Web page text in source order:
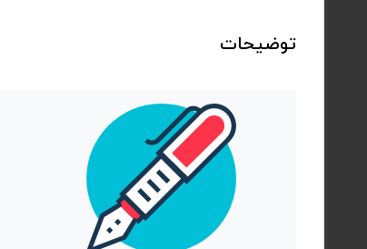
توضیحات